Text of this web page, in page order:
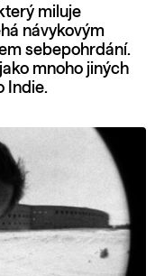
miluje
návykovým
sebepohrdání.
mnoho jiných
Indie.